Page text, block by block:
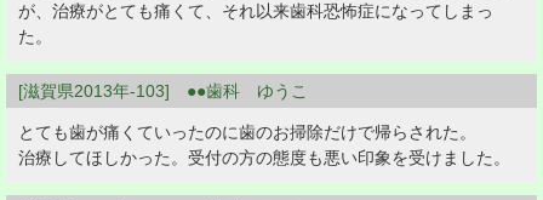
が、治療がとても痛くて、それ以来歯科恐怖症になってしまっ
た。
[滋賀県2013年-103] ●●歯科 ゆうこ
とても歯が痛くていったのに歯のお掃除だけで帰らされた。
治療してほしかった。受付の方の態度も悪い印象を受けました。